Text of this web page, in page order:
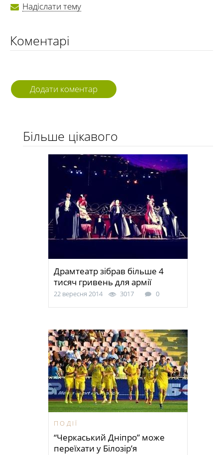
Надіслати тему
Коментарі
Додати коментар
Більше цікавого
Драмтеатр зібрав більше 4
тисяч гривень для армії
22 вересня 2014 3017 0
ПОДІЇ
“Черкаський Дніпро” може
переїхати у Білозір’я